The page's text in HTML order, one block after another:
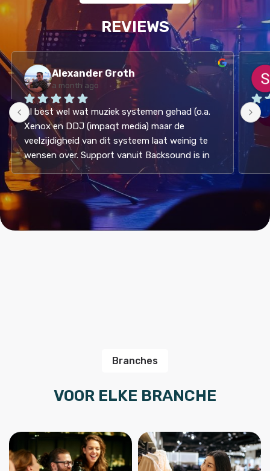
REVIEWS
Alexander Groth
a month ago
Al best wel wat muziek systemen gehad (o.a.
Xenox en DDJ (impaqt media) maar de
veelzijdigheid van dit systeem laat weinig te
wensen over. Support vanuit Backsound is in
een woord: "super!". Vraag gewoon een demo
aan. (Oh, ja niet duur. Volgens mij de
goedkoopste in deze markt. )
Branches
VOOR ELKE BRANCHE